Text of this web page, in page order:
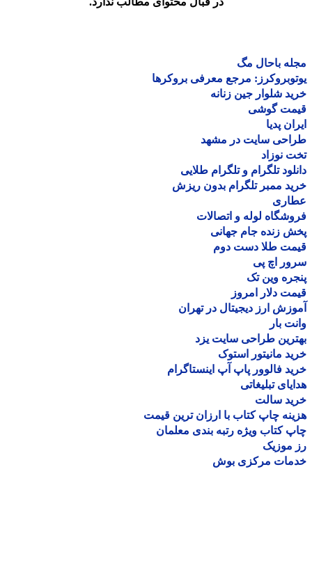
باحال مگ
مرجع معرفی بروکرها
شلوار جین زنانه
گوشی
پدیا
سایت در مشهد
نوزاد
تلگرام و تلگرام طلایی
ممبر تلگرام بدون ریزش
لوله و اتصالات
زنده جام جهانی
طلا دست دوم
اچ پی
وین تک
دلار امروز
ارز دیجیتال در تهران
بار
طراحی سایت یزد
مانیتور استوک
فالوور پاپ آپ اینستاگرام
تبلیغاتی
سالت
چاپ کتاب با ارزان ترین قیمت
کتاب ویژه رتبه بندی معلمان
موزیک
مرکزی بوش